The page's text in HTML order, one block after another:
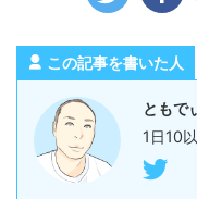
この記事を書いた人
ともで
1日10